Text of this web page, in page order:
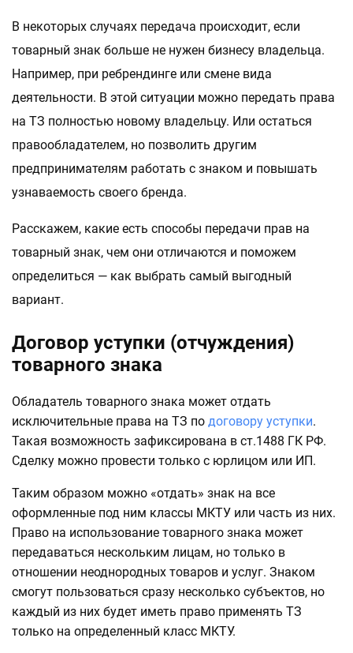
В некоторых случаях передача происходит, если
товарный знак больше не нужен бизнесу владельца.
Например, при ребрендинге или смене вида
деятельности. В этой ситуации можно передать права
на ТЗ полностью новому владельцу. Или остаться
правообладателем, но позволить другим
предпринимателям работать с знаком и повышать
узнаваемость своего бренда.
Расскажем, какие есть способы передачи прав на
товарный знак, чем они отличаются и поможем
определиться — как выбрать самый выгодный
вариант.
Договор уступки (отчуждения)
товарного знака
Обладатель товарного знака может отдать
исключительные права на ТЗ по договору уступки.
Такая возможность зафиксирована в ст.1488 ГК РФ.
Сделку можно провести только с юрлицом или ИП.
Таким образом можно «отдать» знак на все
оформленные под ним классы МКТУ или часть из них.
Право на использование товарного знака может
передаваться нескольким лицам, но только в
отношении неоднородных товаров и услуг. Знаком
смогут пользоваться сразу несколько субъектов, но
каждый из них будет иметь право применять ТЗ
только на определенный класс МКТУ.